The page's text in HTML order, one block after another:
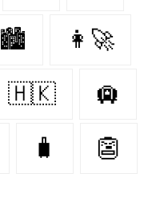
🏙 👩‍🚀
🇭🇰 🛄
🧳 👺